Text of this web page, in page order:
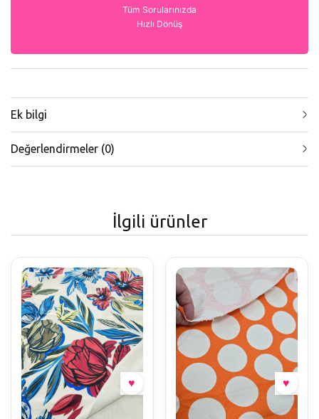
Tüm Sorularınızda
Hızlı Dönüş
Ek bilgi
Değerlendirmeler (0)
İlgili ürünler